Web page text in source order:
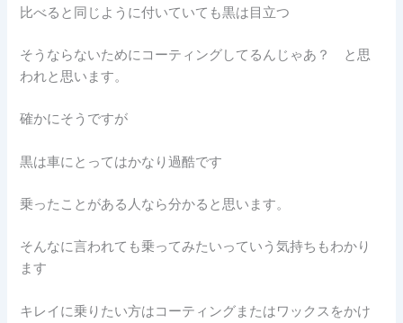
比べると同じように付いていても黒は目立つ
そうならないためにコーティングしてるんじゃあ？ と思
われと思います。
確かにそうですが
黒は車にとってはかなり過酷です
乗ったことがある人なら分かると思います。
そんなに言われても乗ってみたいっていう気持ちもわかり
ます
キレイに乗りたい方はコーティングまたはワックスをかけ